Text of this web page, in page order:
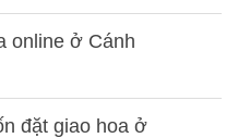
online ở Cánh
đặt giao hoa ở